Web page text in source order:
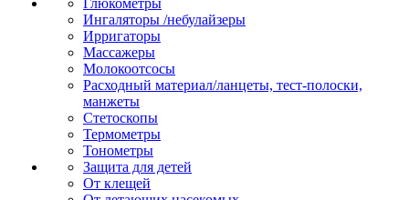
Глюкометры
Ингаляторы /небулайзеры
Ирригаторы
Массажеры
Молокоотсосы
Расходный материал/ланцеты, тест-полоски,
манжеты
Стетоскопы
Термометры
Тонометры
Защита для детей
От клещей